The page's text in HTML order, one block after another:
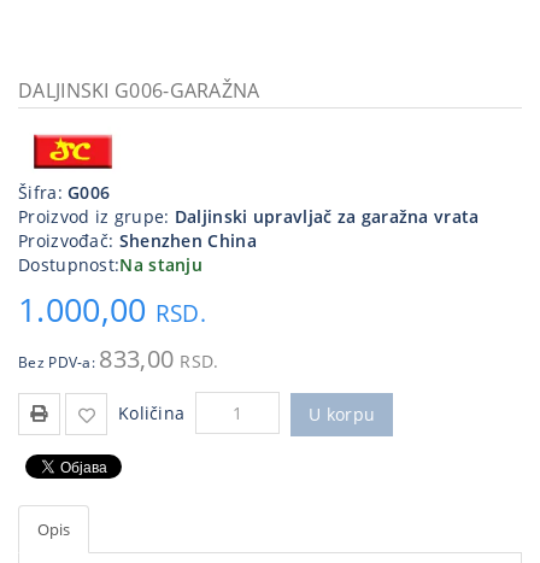
priključci
Kućna
tehnika
Poslovna
oprema,računari
program
DALJINSKI G006-GARAŽNA
Šifra:G006
Proizvod iz grupe: Daljinski upravljač za garažna vrata
Proizvođač: Shenzhen China
Dostupnost:Na stanju
1.000,00 RSD.
Bez PDV-a: 833,00 RSD.
Količina U korpu
Opis